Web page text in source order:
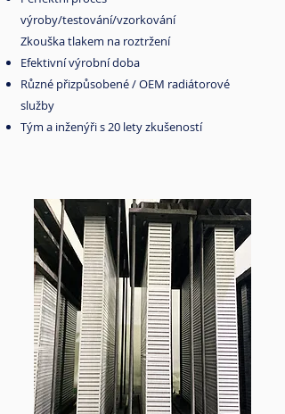
výroby/testování/vzorkování
Zkouška tlakem na roztržení
Efektivní výrobní doba
Různé přizpůsobené / OEM radiátorové
služby
Tým a inženýři s 20 lety zkušeností